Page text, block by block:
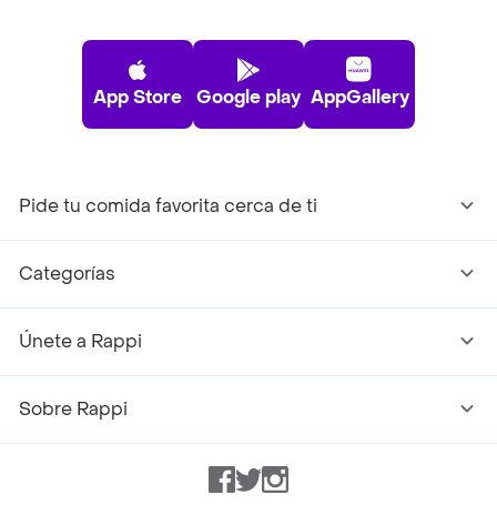
App Store Google play AppGallery
Pide tu comida favorita cerca de ti
Categorías
Únete a Rappi
Sobre Rappi
Facebook
TwitterInstagram